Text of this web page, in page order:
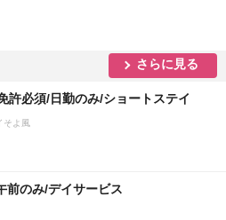
さらに見る
許必須/日勤のみ/ショートステイ
よ風
前のみ/デイサービス